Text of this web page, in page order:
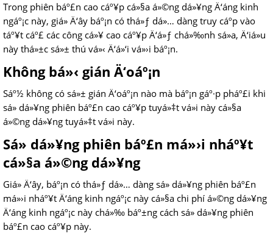
Trong phiên báº£n cao cáº¥p cá»§a á»©ng dá»¥ng Ä‘áng kinh
ngáº¡c này, giá» Ä‘ây báº¡n có thá»ƒ dá»… dàng truy cáº­p vào
táº¥t cáº£ các công cá»¥ cao cáº¥p Ä‘á»ƒ chá»‰nh sá»­a, Ä‘iá»u
này thá»±c sá»± thú vá»‹ Ä‘á»‘i vá»›i báº¡n.
Không bá»‹ gián Ä‘oáº¡n
Sáº½ không có sá»± gián Ä‘oáº¡n nào mà báº¡n gáº·p pháº£i khi
sá»­ dá»¥ng phiên báº£n cao cáº¥p tuyá»‡t vá»i này cá»§a
á»©ng dá»¥ng tuyá»‡t vá»i này.
Sá»­ dá»¥ng phiên báº£n má»›i nháº¥t
cá»§a á»©ng dá»¥ng
Giá» Ä‘ây, báº¡n có thá»ƒ dá»… dàng sá»­ dá»¥ng phiên báº£n
má»›i nháº¥t Ä‘áng kinh ngáº¡c này cá»§a chi phí á»©ng dá»¥ng
Ä‘áng kinh ngáº¡c này chá»‰ báº±ng cách sá»­ dá»¥ng phiên
báº£n cao cáº¥p này.